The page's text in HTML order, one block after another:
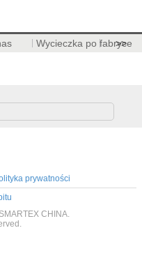
Wycieczka po fabryce
>>
prywatności
CHINA.